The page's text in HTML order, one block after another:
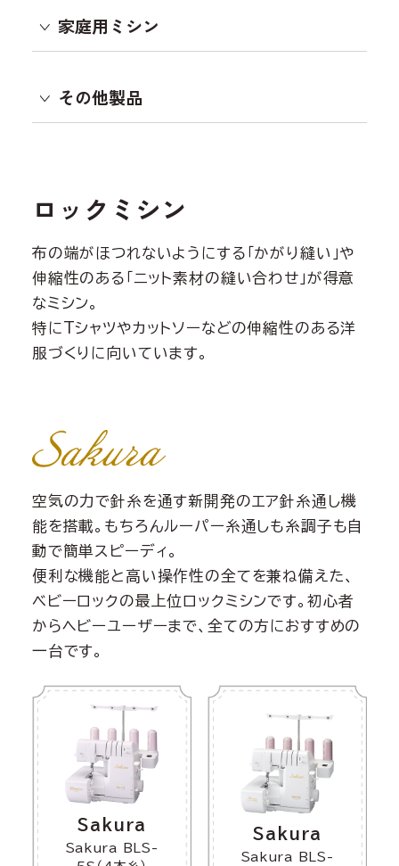
家庭用ミシン
その他製品
ロックミシン
布の端がほつれないようにする「かがり縫い」や
伸縮性のある「ニット素材の縫い合わせ」が得意
なミシン。
特にTシャツやカットソーなどの伸縮性のある洋
服づくりに向いています。
空気の力で針糸を通す新開発のエア針糸通し機
能を搭載。もちろんルーパー糸通しも糸調子も自
動で簡単スピーディ。
便利な機能と高い操作性の全てを兼ね備えた、
ベビーロックの最上位ロックミシンです。初心者
からヘビーユーザーまで、全ての方におすすめの
一台です。
Sakura
Sakura BLS-
Sakura
Sakura BLS-